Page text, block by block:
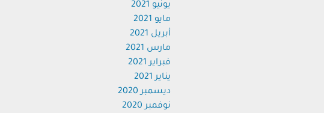
يونيو 2021
مايو 2021
أبريل 2021
مارس 2021
فبراير 2021
يناير 2021
ديسمبر 2020
نوفمبر 2020